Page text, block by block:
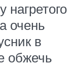
нагретого
очень
в
обжечь